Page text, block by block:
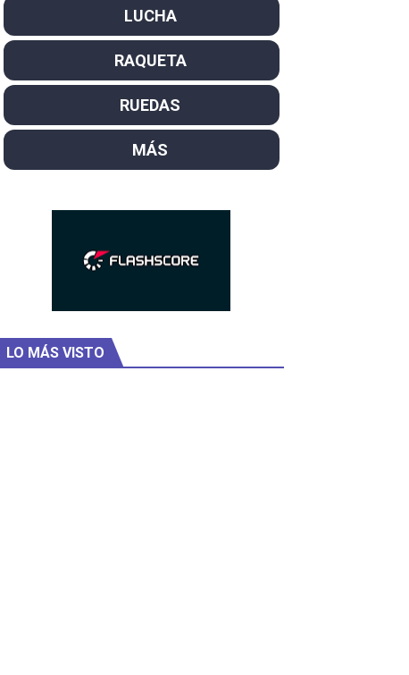
año como campeón
en plataforma. 5 orazos para Chiara Pellacani,
y Taddeucci. Ángela Martínez 5ª en 10km
LUCHA
RAQUETA
RUEDAS
MÁS
LO MÁS VISTO